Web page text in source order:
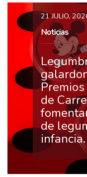
21 JULIO,
Noticias
de
de
infancia.